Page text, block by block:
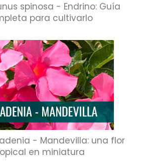
spinosa - Endrino: Guía
para cultivarlo
- Mandevilla: una flor
en miniatura